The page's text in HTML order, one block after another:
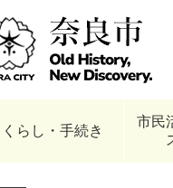
くらし・手続き
市民